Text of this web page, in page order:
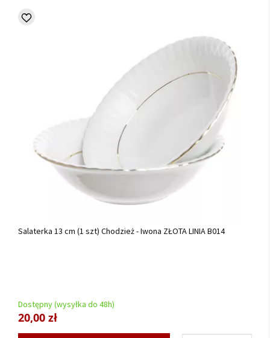
Salaterka 13 cm (1 szt) Chodzież - Iwona ZŁOTA LINIA B014
Dostępny (wysyłka do 48h)
20,00 zł